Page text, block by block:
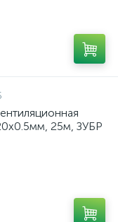
25м, ЗУБР